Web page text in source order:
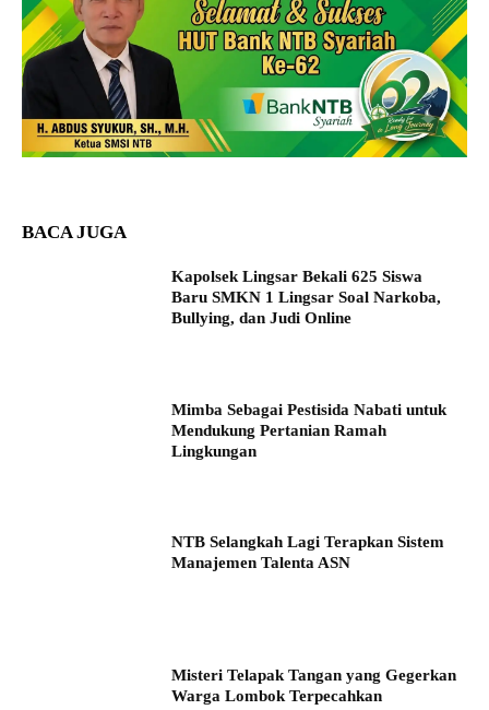
BACA JUGA
Kapolsek Lingsar Bekali 625 Siswa
Baru SMKN 1 Lingsar Soal Narkoba,
Bullying, dan Judi Online
Mimba Sebagai Pestisida Nabati untuk
Mendukung Pertanian Ramah
Lingkungan
NTB Selangkah Lagi Terapkan Sistem
Manajemen Talenta ASN
Misteri Telapak Tangan yang Gegerkan
Warga Lombok Terpecahkan